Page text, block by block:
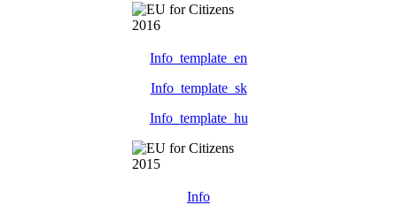
Info_template_en
Info_template_sk
Info_template_hu
Info